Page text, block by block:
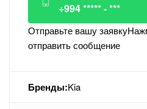
+994 ***** - ***
Отправьте вашу заявку
отправить сообщение
Бренды:Kia